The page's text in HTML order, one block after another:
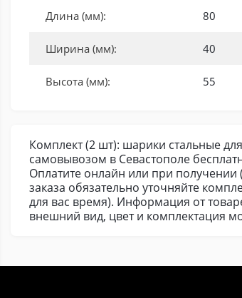
Длина (мм): 80
Ширина (мм): 40
Высота (мм): 55
Комплект (2 шт): шарики стальные
самовывозом в Севастополе
Оплатите онлайн или при получении
заказа обязательно уточняйте
для вас время). Информация от
внешний вид, цвет и комплектация